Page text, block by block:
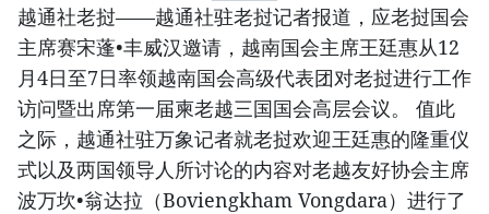
越通社老挝——越通社驻老挝记者报道，应老挝国会
主席赛宋蓬•丰威汉邀请，越南国会主席王廷惠从12
月4日至7日率领越南国会高级代表团对老挝进行工作
访问暨出席第一届柬老越三国国会高层会议。 值此
之际，越通社驻万象记者就老挝欢迎王廷惠的隆重仪
式以及两国领导人所讨论的内容对老越友好协会主席
波万坎•翁达拉（Boviengkham Vongdara）进行了